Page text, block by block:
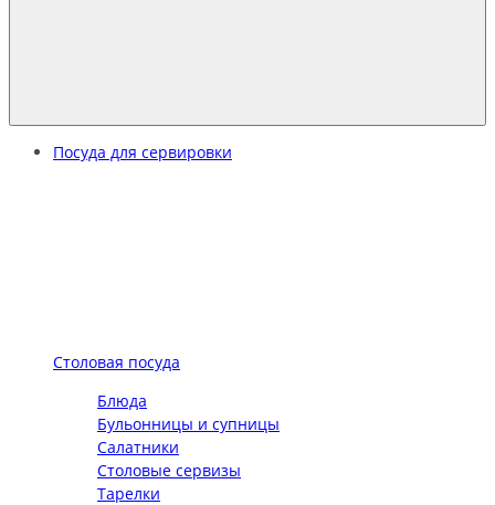
Посуда для сервировки
Столовая посуда
Блюда
Бульонницы и супницы
Салатники
Столовые сервизы
Тарелки